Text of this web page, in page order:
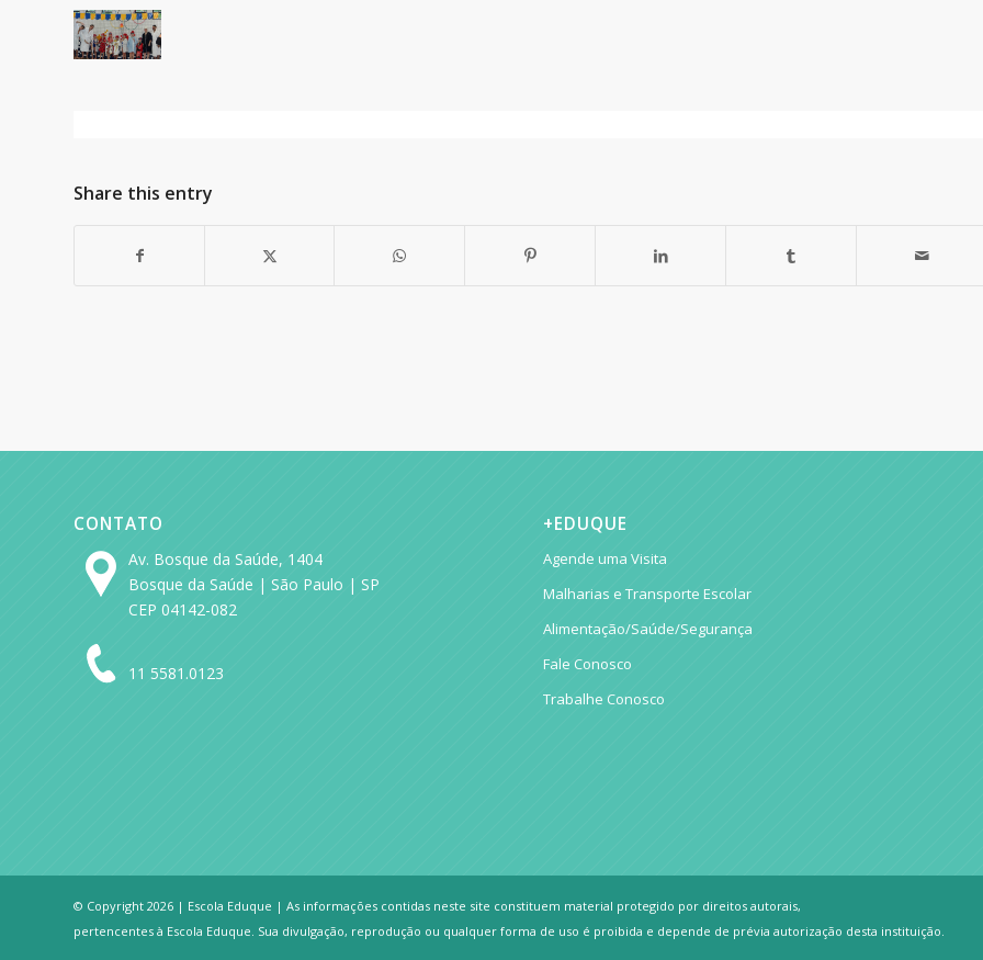
Share this entry
CONTATO
Av. Bosque da Saúde, 1404
Bosque da Saúde | São Paulo | SP
CEP 04142-082
11 5581.0123
+EDUQUE
Agende uma Visita
Malharias e Transporte Escolar
Alimentação/Saúde/Segurança
Fale Conosco
Trabalhe Conosco
© Copyright 2026 | Escola Eduque | As informações contidas neste site constituem material protegido por direitos autorais,
pertencentes à Escola Eduque. Sua divulgação, reprodução ou qualquer forma de uso é proibida e depende de prévia autorização desta instituição.